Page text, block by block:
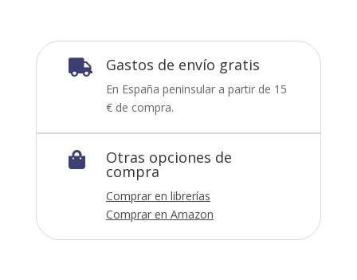
 Gastos de envío gratis
En España peninsular a partir de 15
€ de compra.
 Otras opciones de
compra
Comprar en librerías
Comprar en Amazon